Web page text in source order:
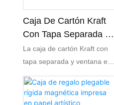
para marcas de joyería.
Caja De Cartón Kraft
Con Tapa Separada Y
Ventana, Regalo
Personalizado Para
Comida
La caja de cartón Kraft con
tapa separada y ventana es
una solución de embalaje
ecológica diseñada para
regalos gastronómicos. Con